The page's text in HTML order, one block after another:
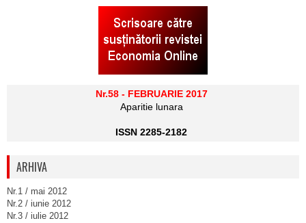
Nr.58 - FEBRUARIE 2017
Aparitie lunara
ISSN 2285-2182
ARHIVA
Nr.1 / mai 2012
Nr.2 / iunie 2012
Nr.3 / iulie 2012